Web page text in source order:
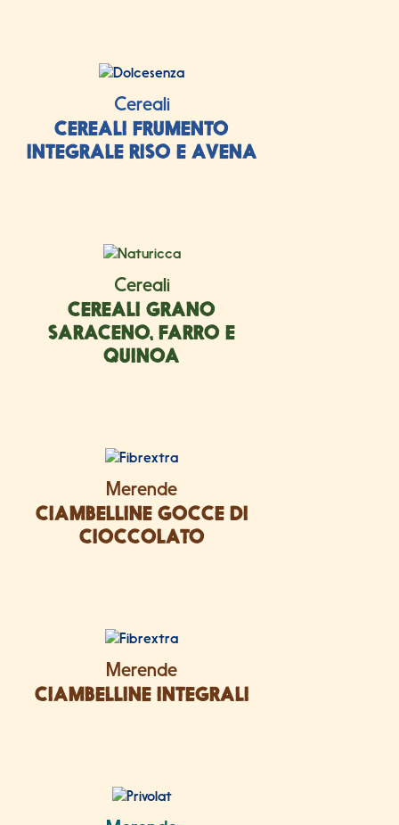
Cereali
CEREALI FRUMENTO
INTEGRALE RISO E AVENA
Cereali
CEREALI GRANO
SARACENO, FARRO E
QUINOA
Merende
CIAMBELLINE GOCCE DI
CIOCCOLATO
Merende
CIAMBELLINE INTEGRALI